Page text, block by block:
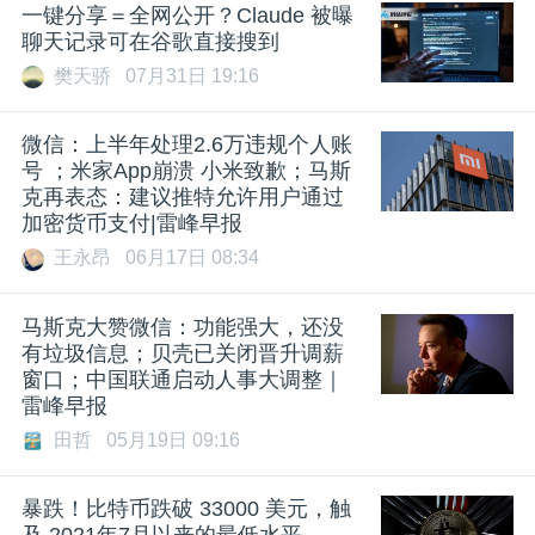
一键分享＝全网公开？Claude 被曝
聊天记录可在谷歌直接搜到
樊天骄 07月31日 19:16
微信：上半年处理2.6万违规个人账
号 ；米家App崩溃 小米致歉；马斯
克再表态：建议推特允许用户通过
加密货币支付|雷峰早报
王永昂 06月17日 08:34
马斯克大赞微信：功能强大，还没
有垃圾信息；贝壳已关闭晋升调薪
窗口；中国联通启动人事大调整｜
雷峰早报
田哲 05月19日 09:16
暴跌！比特币跌破 33000 美元，触